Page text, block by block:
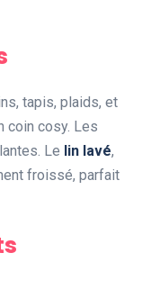
tapis, plaids, et
coin cosy. Les
Le lin lavé,
froissé, parfait